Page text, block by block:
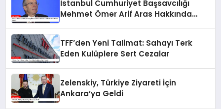
İstanbul Cumhuriyet Başsavcılığı
Mehmet Ömer Arif Aras Hakkında
TFF’den Yeni Talimat: Sahayı Terk
Eden Kulüplere Sert Cezalar
Zelenskiy, Türkiye Ziyareti İçin
Ankara’ya Geldi